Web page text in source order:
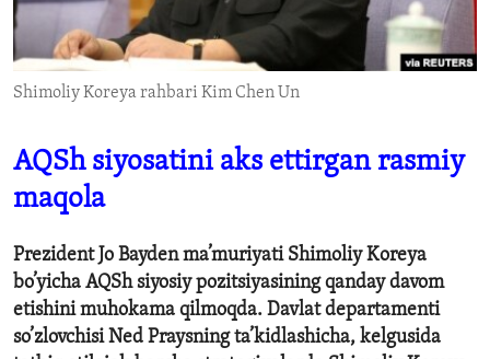
ENVIRONMENT AND HEALTH
IDEALS AND INSTITUTIONS
Shimoliy Koreya rahbari Kim Chen Un
AQSh siyosatini aks ettirgan rasmiy
maqola
Prezident Jo Bayden ma’muriyati Shimoliy Koreya
bo’yicha AQSh siyosiy pozitsiyasining qanday davom
etishini muhokama qilmoqda. Davlat departamenti
so’zlovchisi Ned Praysning ta’kidlashicha, kelgusida